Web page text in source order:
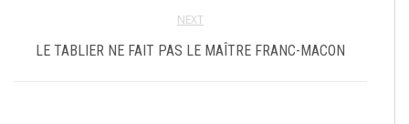
NEXT
LE TABLIER NE FAIT PAS LE MAÎTRE FRANC-MACON